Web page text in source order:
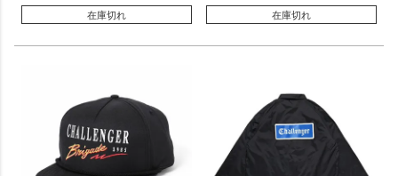
在庫切れ 在庫切れ